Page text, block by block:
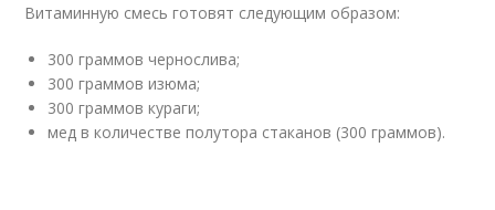
Витаминную смесь готовят следующим образом:
300 граммов чернослива;
300 граммов изюма;
300 граммов кураги;
мед в количестве полутора стаканов (300 граммов).